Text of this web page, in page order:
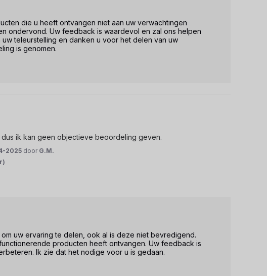
die u heeft ontvangen niet aan uw verwachtingen
ondervond. Uw feedback is waardevol en zal ons helpen
teleurstelling en danken u voor het delen van uw
is genomen.
ik kan geen objectieve beoordeling geven.
2025 door G.M.
uw ervaring te delen, ook al is deze niet bevredigend.
producten heeft ontvangen. Uw feedback is
Ik zie dat het nodige voor u is gedaan.